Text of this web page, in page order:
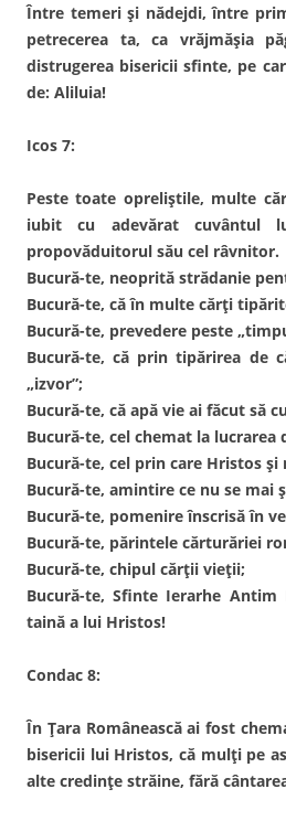
Între temeri și nădejdi, între
petrecerea ta, ca vrăjmășia
distrugerea bisericii sfinte, pe
de: Aliluia!
Icos 7:
Peste toate opreliștile, multe
iubit cu adevărat cuvântul
propovăduitorul său cel râvnitor.
Bucură-te, neoprită strădanie
Bucură-te, că în multe cărți
Bucură-te, prevedere peste
Bucură-te, că prin tipărirea de
„izvor”;
Bucură-te, că apă vie ai făcut să
Bucură-te, cel chemat la lucrarea
Bucură-te, cel prin care Hristos
Bucură-te, amintire ce nu se mai
Bucură-te, pomenire înscrisă în
Bucură-te, părintele cărturăriei
Bucură-te, chipul cărții vieții;
Bucură-te, Sfinte Ierarhe Antim
taină a lui Hristos!
Condac 8:
În Țara Românească ai fost
bisericii lui Hristos, că mulți pe
alte credințe străine, fără